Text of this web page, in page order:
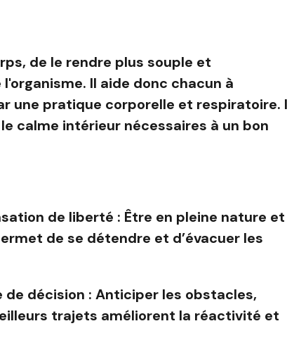
de le rendre plus souple et
Il aide donc chacun à
une pratique corporelle et respiratoire.
calme intérieur nécessaires à un bon
de liberté : Être en pleine nature et
de se détendre et d’évacuer les
décision : Anticiper les obstacles,
trajets améliorent la réactivité et